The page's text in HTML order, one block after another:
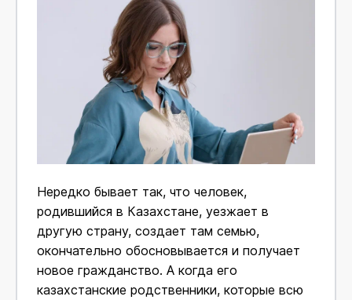
Нередко бывает так, что человек,
родившийся в Казахстане, уезжает в
другую страну, создает там семью,
окончательно обосновывается и получает
новое гражданство. А когда его
казахстанские родственники, которые всю